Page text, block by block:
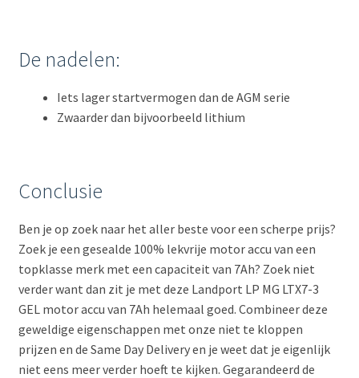
De nadelen:
Iets lager startvermogen dan de AGM serie
Zwaarder dan bijvoorbeeld lithium
Conclusie
Ben je op zoek naar het aller beste voor een scherpe prijs?
Zoek je een gesealde 100% lekvrije motor accu van een
topklasse merk met een capaciteit van 7Ah? Zoek niet
verder want dan zit je met deze Landport LP MG LTX7-3
GEL motor accu van 7Ah helemaal goed. Combineer deze
geweldige eigenschappen met onze niet te kloppen
prijzen en de Same Day Delivery en je weet dat je eigenlijk
niet eens meer verder hoeft te kijken. Gegarandeerd de